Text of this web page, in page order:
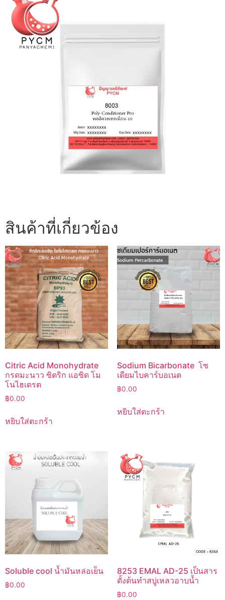
สินค้าที่เกี่ยวข้อง
Citric Acid Monohydrate
กรดมะนาว ซิตริก แอซิด โม
โนไฮเดรต
฿0.00
หยิบใส่ตะกร้า
Sodium Bicarbonate โซ
เดียมไบคาร์บอเนต
฿0.00
หยิบใส่ตะกร้า
Soluble cool น้ำมันหล่อเย็น
฿0.00
8253 EMAL AD-25 เป็นสาร
ตั้งต้นทำสบู่เหลวอาบน้ำ
฿0.00